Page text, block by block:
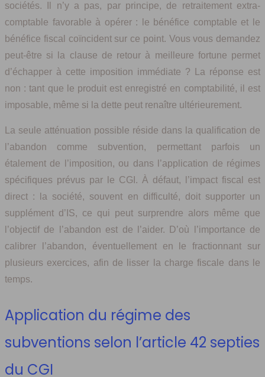
sociétés. Il n’y a pas, par principe, de retraitement extra-
comptable favorable à opérer : le bénéfice comptable et le
bénéfice fiscal coïncident sur ce point. Vous vous demandez
peut-être si la clause de retour à meilleure fortune permet
d’échapper à cette imposition immédiate ? La réponse est
non : tant que le produit est enregistré en comptabilité, il est
imposable, même si la dette peut renaître ultérieurement.
La seule atténuation possible réside dans la qualification de
l’abandon comme subvention, permettant parfois un
étalement de l’imposition, ou dans l’application de régimes
spécifiques prévus par le CGI. À défaut, l’impact fiscal est
direct : la société, souvent en difficulté, doit supporter un
supplément d’IS, ce qui peut surprendre alors même que
l’objectif de l’abandon est de l’aider. D’où l’importance de
calibrer l’abandon, éventuellement en le fractionnant sur
plusieurs exercices, afin de lisser la charge fiscale dans le
temps.
Application du régime des
subventions selon l’article 42 septies
du CGI